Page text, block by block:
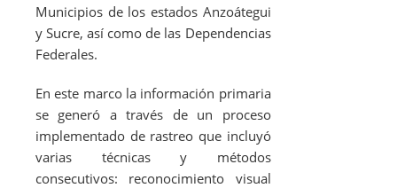
Municipios de los estados Anzoátegui
y Sucre, así como de las Dependencias
Federales.
En este marco la información primaria
se generó a través de un proceso
implementado de rastreo que incluyó
varias técnicas y métodos
consecutivos: reconocimiento visual